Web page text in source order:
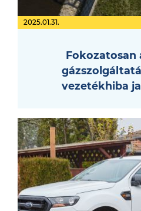
2025.01.31.
Fokozatosan
vezetékhiba